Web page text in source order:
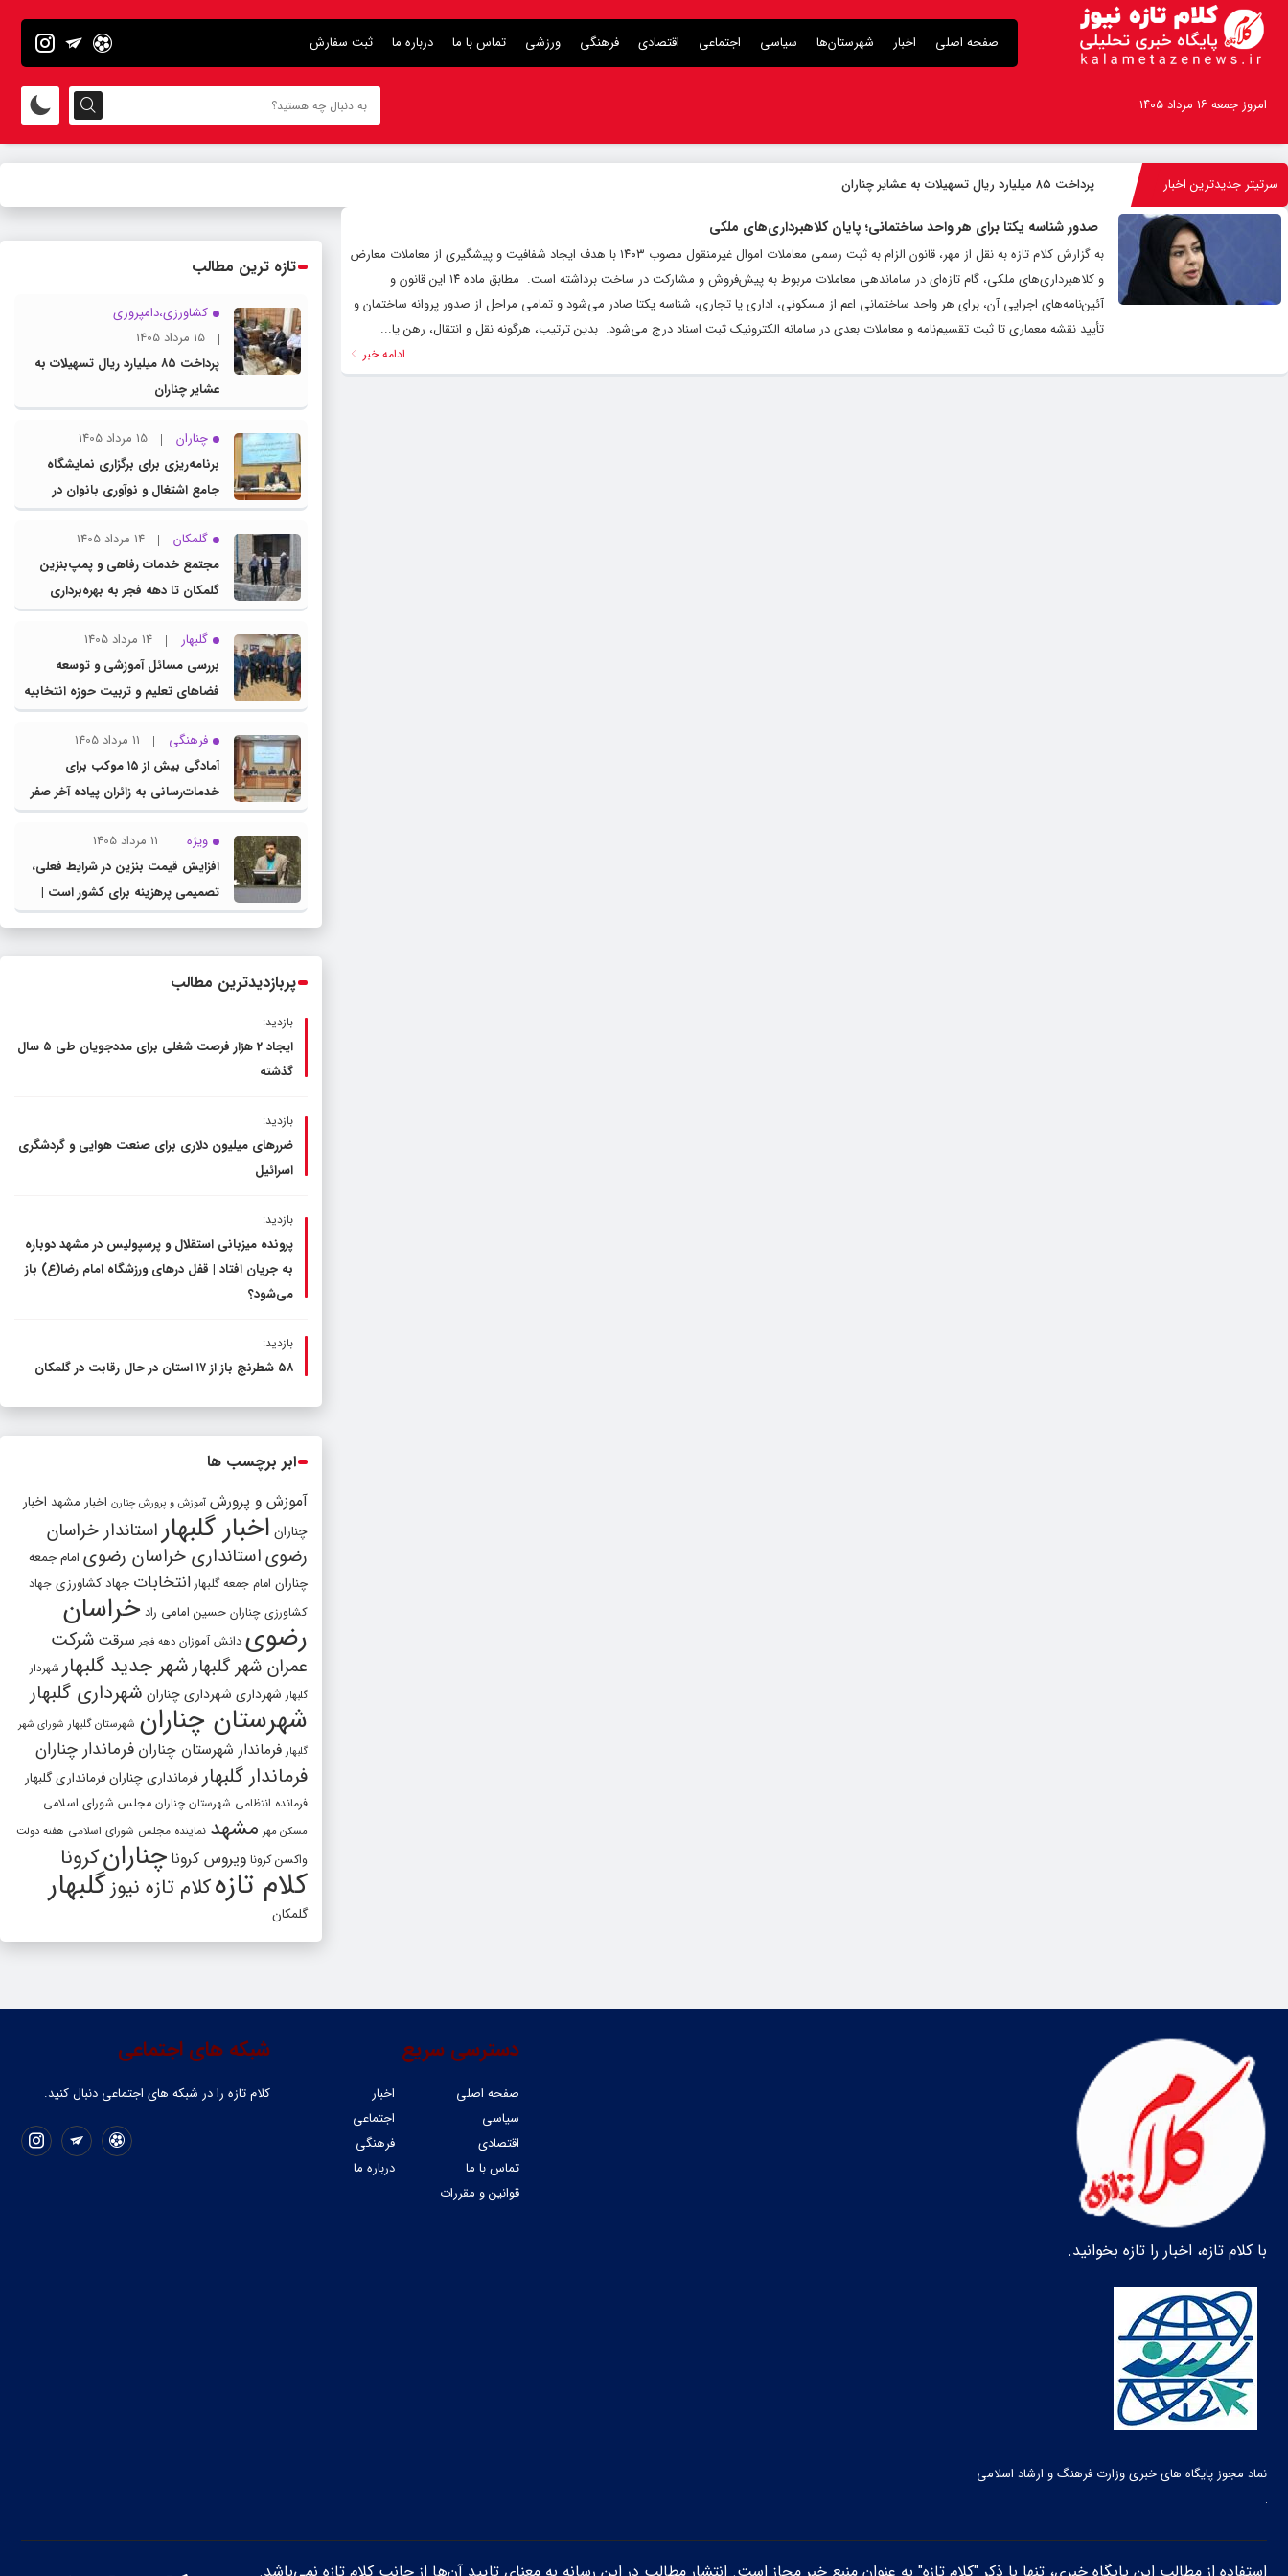
صفحه اصلی اخبار شهرستان‌ها سیاسی اجتماعی اقتصادی فرهنگی ورزشی تماس با ما درباره ما ثبت سفارش
امروز جمعه ۱۶ مرداد ۱۴۰۵
سرتیتر جدیدترین اخبار پرداخت ۸۵ میلیارد ریال تسهیلات به عشایر چناران
صدور شناسه یکتا برای هر واحد ساختمانی؛ پایان کلاهبرداری‌های ملکی
به گزارش کلام تازه به نقل از مهر، قانون الزام به ثبت رسمی معاملات اموال غیرمنقول مصوب ۱۴۰۳ با هدف ایجاد شفافیت و پیشگیری از معاملات معارض
و کلاهبرداری‌های ملکی، گام تازه‌ای در ساماندهی معاملات مربوط به پیش‌فروش و مشارکت در ساخت برداشته است. ‌ مطابق ماده ۱۴ این قانون و
آئین‌نامه‌های اجرایی آن، برای هر واحد ساختمانی اعم از مسکونی، اداری یا تجاری، شناسه یکتا صادر می‌شود و تمامی مراحل از صدور پروانه ساختمان و
تأیید نقشه معماری تا ثبت تقسیم‌نامه و معاملات بعدی در سامانه الکترونیک ثبت اسناد درج می‌شود. ‌ بدین ترتیب، هرگونه نقل و انتقال، رهن یا...
ادامه خبر
تازه ترین مطالب
کشاورزی،دامپروری
15 مرداد 1405
پرداخت ۸۵ میلیارد ریال تسهیلات به
عشایر چناران
چناران
15 مرداد 1405
برنامه‌ریزی برای برگزاری نمایشگاه
جامع اشتغال و نوآوری بانوان در
چناران
گلمکان
14 مرداد 1405
مجتمع خدمات رفاهی و پمپ‌بنزین
گلمکان تا دهه فجر به بهره‌برداری
می‌رسد
گلبهار
14 مرداد 1405
بررسی مسائل آموزشی و توسعه
فضاهای تعلیم و تربیت حوزه انتخابیه
در نشست مشترک عضو کمیسیون
آموزش مجلس با مدیرکل آموزش و
پرورش خراسان رضوی
فرهنگی
11 مرداد 1405
آمادگی بیش از ۱۵ موکب برای
خدمات‌رسانی به زائران پیاده آخر صفر
در شهرستان چناران
ویژه
11 مرداد 1405
افزایش قیمت بنزین در شرایط فعلی،
تصمیمی پرهزینه برای کشور است |
دولت، قاچاق سوخت و عوامل اصلی
پربازدیدترین مطالب
بازدید:
ایجاد 2 هزار فرصت شغلی برای مددجویان طی ۵ سال
گذشته
بازدید:
ضررهای میلیون دلاری برای صنعت هوایی و گردشگری
اسرائیل
بازدید:
پرونده میزبانی استقلال و پرسپولیس در مشهد دوباره
به جریان افتاد | قفل در‌های ورزشگاه امام رضا(ع) باز
می‌شود؟
بازدید:
۵۸ شطرنج‌ باز از ۱۷ استان در حال رقابت در گلمکان
ابر برچسب ها
آموزش و پرورش آموزش و پرورش چنارن اخبار مشهد اخبار
چناران اخبار گلبهار استاندار خراسان
رضویاستانداری خراسان رضوی امام جمعه
چناران امام جمعه گلبهار انتخابات جهاد کشاورزی جهاد
کشاورزی چناران حسین امامی راد خراسان
رضوی دانش آموزان دهه فجر سرقت شرکت
عمران شهر گلبهارشهر جدید گلبهار شهردار
گلبهار شهرداری شهرداری چناران شهرداری گلبهار
شهرستان چناران شهرستان گلبهار شورای شهر
گلبهار فرماندار شهرستان چناران فرماندار چناران
فرماندار گلبهار فرمانداری چنارانفرمانداری گلبهار
فرمانده انتظامی شهرستان چناران مجلس شورای اسلامی
مسکن مهر مشهد نماینده مجلس شورای اسلامی هفته دولت
واکسن کرونا ویروس کرونا چنارانکرونا
کلام تازهکلام تازه نیوزگلبهار
گلمکان
با کلام تازه، اخبار را تازه بخوانید.
نماد مجوز پایگاه های خبری وزارت فرهنگ و ارشاد اسلامی
شبکه های اجتماعی
کلام تازه را در شبکه ‌های اجتماعی دنبال کنید.
دسترسی سریع
صفحه اصلی
اخبار
سیاسی
اجتماعی
اقتصادی
فرهنگی
تماس با ما
درباره ما
قوانین و مقررات